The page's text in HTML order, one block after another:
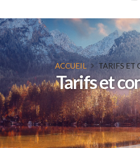
Tarifs et
ACCUEIL TARIFS ET